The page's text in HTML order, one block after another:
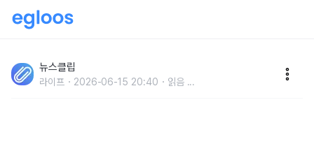
일 복숭아를 훨씬 맛있게 먹는 보관 방법
뉴스클립
라이프 2026-06-15 20:40 읽음 ...